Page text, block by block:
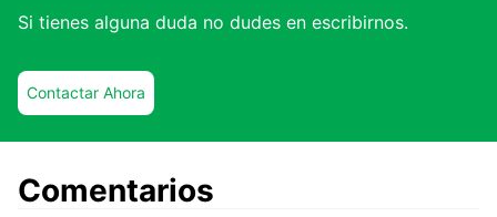
Si tienes alguna duda no dudes en escribirnos.
Contactar Ahora
Comentarios